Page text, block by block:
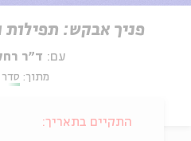
פניך אבקש:
עם: ד"ר
מתוך: סדר
התקיים בתאריך: